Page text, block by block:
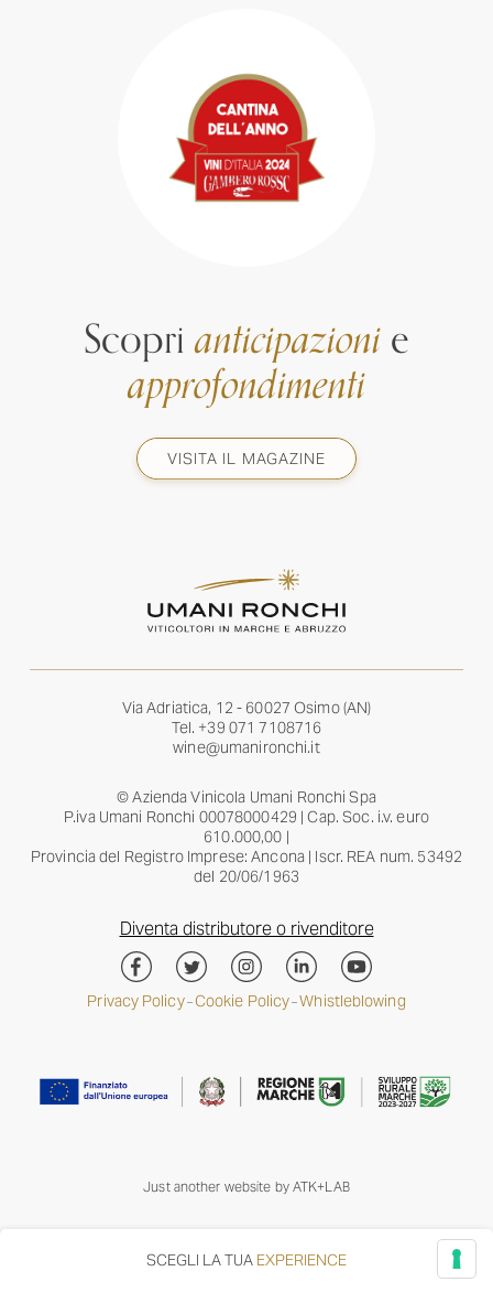
Scoprianticipazionie
approfondimenti
VISITA IL MAGAZINE
Via Adriatica, 12 - 60027 Osimo (AN)
Tel. +39 071 7108716
wine@umanironchi.it
© Azienda Vinicola Umani Ronchi Spa
P.iva Umani Ronchi 00078000429 | Cap. Soc. i.v. euro
610.000,00 |
Provincia del Registro Imprese: Ancona | Iscr. REA num. 53492
del 20/06/1963
Diventa distributore o rivenditore
Privacy Policy–Cookie Policy–Whistleblowing
Just another website by ATK+LAB
SCEGLI LA TUA EXPERIENCE